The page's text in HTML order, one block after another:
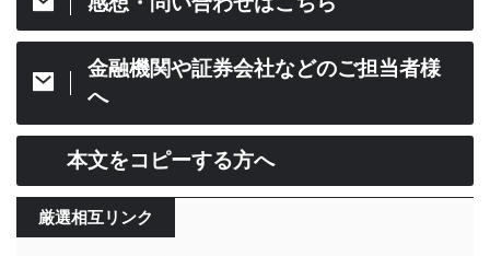
金融機関や証券会社などのご担当者様
へ
本文をコピーする方へ
厳選相互リンク